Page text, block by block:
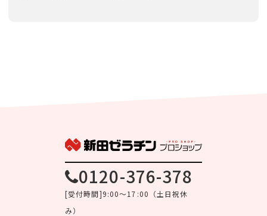
0120-376-378
[受付時間]9:00～17:00（土日祝休
み）